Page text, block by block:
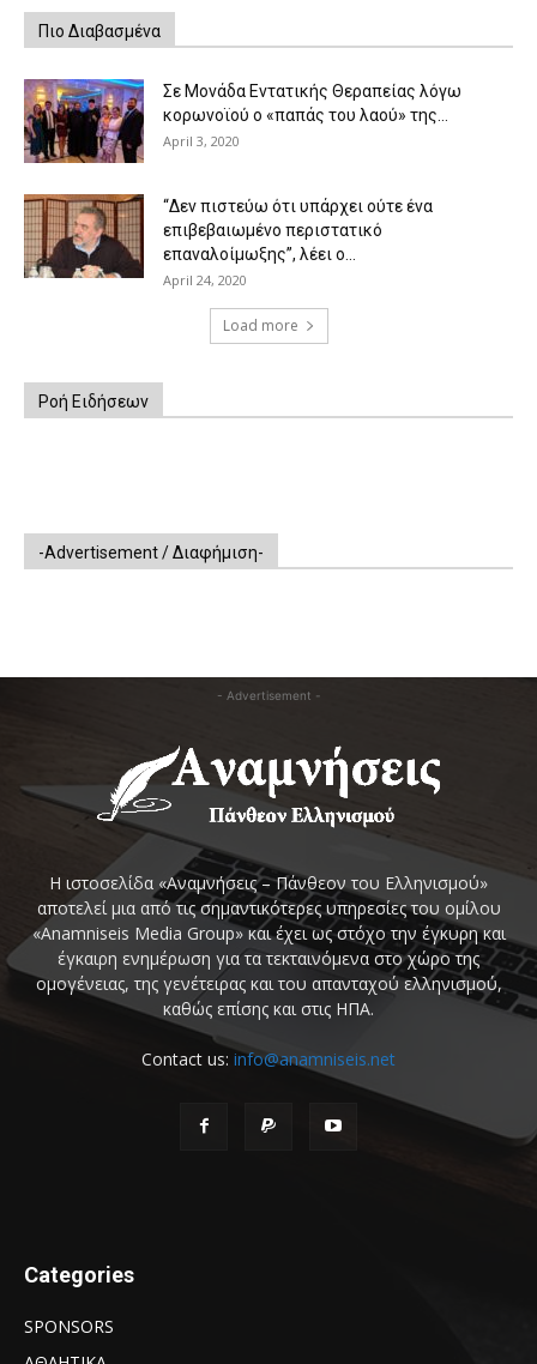
Πιο Διαβασμένα
Σε Μονάδα Εντατικής Θεραπείας λόγω
κορωνοϊού ο «παπάς του λαού» της...
April 3, 2020
“Δεν πιστεύω ότι υπάρχει ούτε ένα
επιβεβαιωμένο περιστατικό
επαναλοίμωξης”, λέει ο...
April 24, 2020
Load more
Ροή Ειδήσεων
-Advertisement / Διαφήμιση-
- Advertisement -
Η ιστοσελίδα «Αναμνήσεις – Πάνθεον του Ελληνισμού»
αποτελεί μια από τις σημαντικότερες υπηρεσίες του ομίλου
«Anamniseis Media Group» και έχει ως στόχο την έγκυρη και
έγκαιρη ενημέρωση για τα τεκταινόμενα στο χώρο της
ομογένειας, της γενέτειρας και του απανταχού ελληνισμού,
καθώς επίσης και στις ΗΠΑ.
Contact us: info@anamniseis.net
Categories
SPONSORS